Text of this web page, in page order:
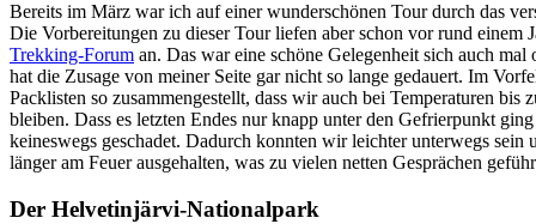
Bereits im März war ich auf einer wunderschönen Tour durch das
Die Vorbereitungen zu dieser Tour liefen aber schon vor rund einem
Trekking-Forum an. Das war eine schöne Gelegenheit sich auch
hat die Zusage von meiner Seite gar nicht so lange gedauert. Im
Packlisten so zusammengestellt, dass wir auch bei Temperaturen bis
bleiben. Dass es letzten Endes nur knapp unter den Gefrierpunkt
keineswegs geschadet. Dadurch konnten wir leichter unterwegs sein
länger am Feuer ausgehalten, was zu vielen netten Gesprächen
Der Helvetinjärvi-Nationalpark